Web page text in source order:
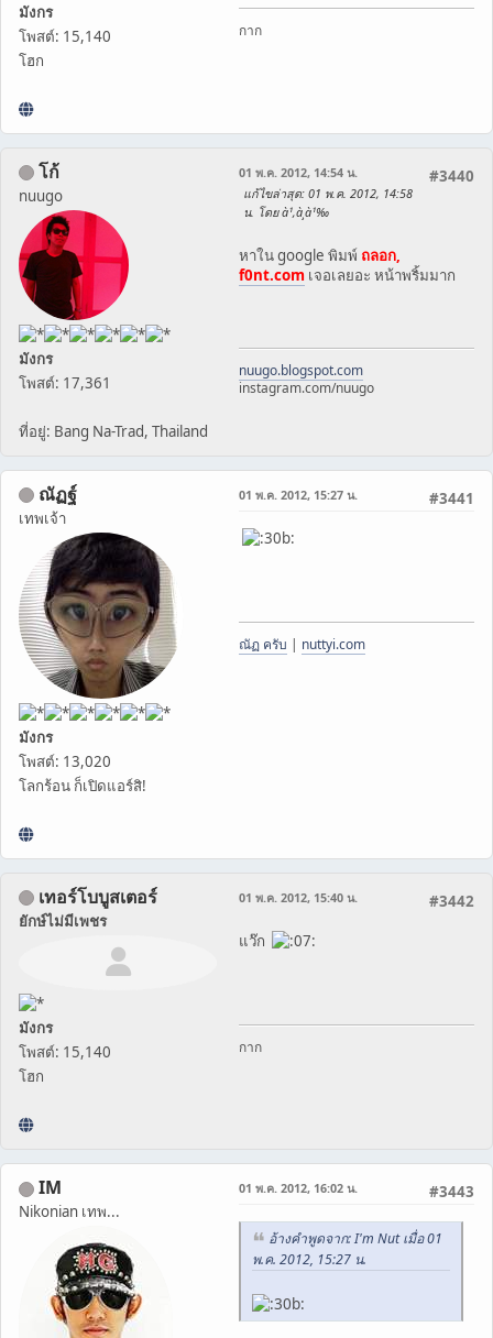
มังกร
โพสต์: 15,140
โฮก
กาก
โก้
nuugo
มังกร
โพสต์: 17,361
ที่อยู่: Bang Na-Trad, Thailand
#3440
01 พ.ค. 2012, 14:54 น.
แก้ไขล่าสุด: 01 พ.ค. 2012, 14:58
น. โดย à¹‚à¸à¹‰
หาใน google พิมพ์ ถลอก,
f0nt.com เจอเลยอะ หน้าพริ้มมาก
nuugo.blogspot.com
instagram.com/nuugo
ณัฏฐ์
เทพเจ้า
มังกร
โพสต์: 13,020
โลกร้อน ก็เปิดแอร์สิ!
#3441
01 พ.ค. 2012, 15:27 น.
ณัฏ ครับ | nuttyi.com
เทอร์โบบูสเตอร์
ยักษ์ไม่มีเพชร
มังกร
โพสต์: 15,140
โฮก
#3442
01 พ.ค. 2012, 15:40 น.
แว๊ก
กาก
IM
Nikonian เทพ...
#3443
01 พ.ค. 2012, 16:02 น.
อ้างคำพูดจาก: I'm Nut เมื่อ 01
พ.ค. 2012, 15:27 น.